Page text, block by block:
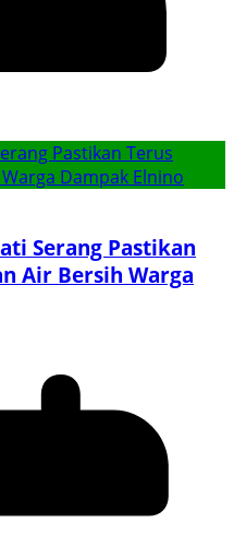
Serang Pastikan
Air Bersih Warga